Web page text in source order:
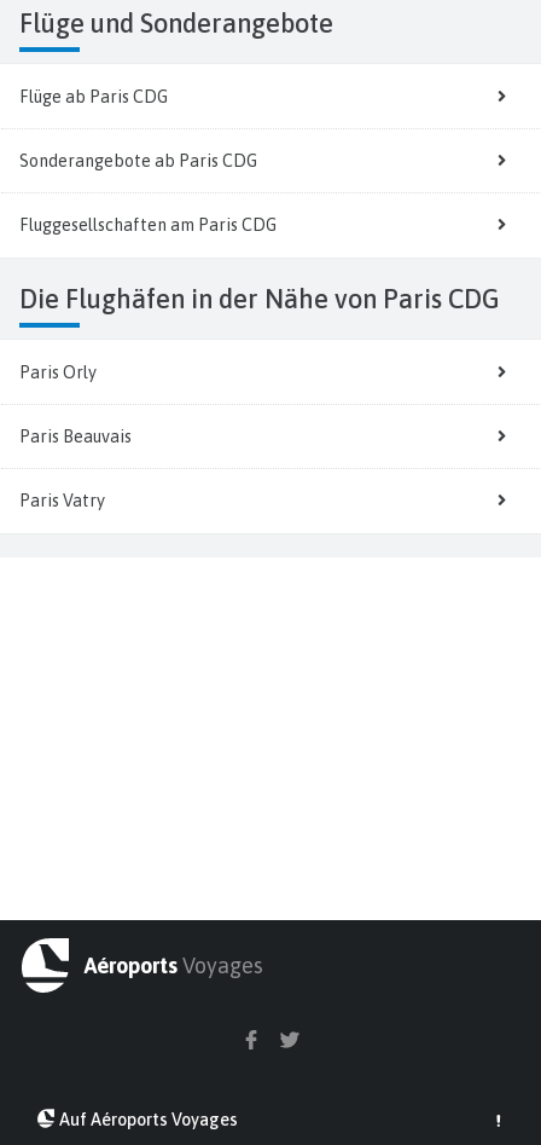
Flüge und Sonderangebote
Flüge ab Paris CDG
Sonderangebote ab Paris CDG
Fluggesellschaften am Paris CDG
Die Flughäfen in der Nähe von Paris CDG
Paris Orly
Paris Beauvais
Paris Vatry
AéroportsVoyages
Auf Aéroports Voyages